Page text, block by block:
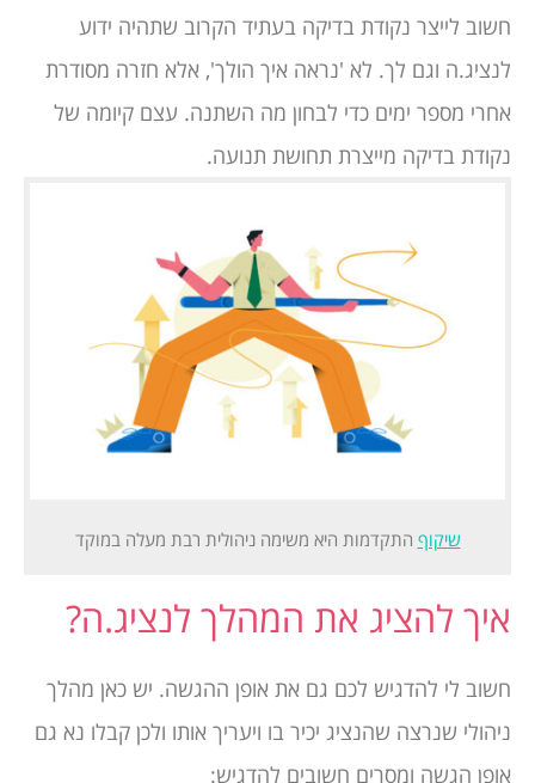
חשוב לייצר נקודת בדיקה בעתיד הקרוב שתהיה ידוע
לנציג.ה וגם לך. לא 'נראה איך הולך', אלא חזרה מסודרת
אחרי מספר ימים כדי לבחון מה השתנה. עצם קיומה של
נקודת בדיקה מייצרת תחושת תנועה.
שיקוף התקדמות היא משימה ניהולית רבת מעלה במוקד
איך להציג את המהלך לנציג.ה?
חשוב לי להדגיש לכם גם את אופן ההגשה. יש כאן מהלך
ניהולי שנרצה שהנציג יכיר בו ויעריך אותו ולכן קבלו נא גם
אופן הגשה ומסרים חשובים להדגיש: